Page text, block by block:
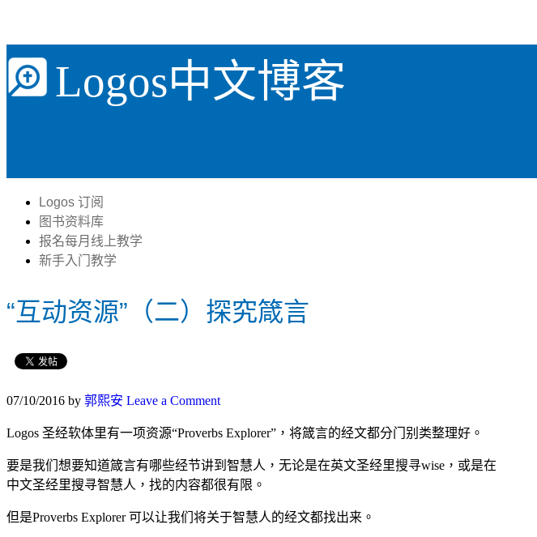
Logos中文博客
Logos 订阅
图书资料库
报名每月线上教学
新手入门教学
“互动资源”（二）探究箴言
07/10/2016 by 郭熙安 Leave a Comment
Logos 圣经软体里有一项资源“Proverbs Explorer”，将箴言的经文都分门别类整理好。
要是我们想要知道箴言有哪些经节讲到智慧人，无论是在英文圣经里搜寻wise，或是在
中文圣经里搜寻智慧人，找的内容都很有限。
但是Proverbs Explorer 可以让我们将关于智慧人的经文都找出来。